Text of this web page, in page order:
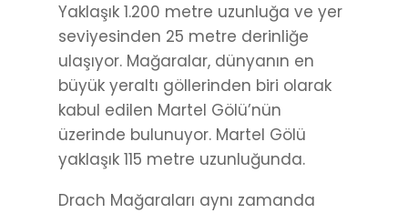
Yaklaşık 1.200 metre uzunluğa ve yer
seviyesinden 25 metre derinliğe
ulaşıyor. Mağaralar, dünyanın en
büyük yeraltı göllerinden biri olarak
kabul edilen Martel Gölü’nün
üzerinde bulunuyor. Martel Gölü
yaklaşık 115 metre uzunluğunda.
Drach Mağaraları aynı zamanda